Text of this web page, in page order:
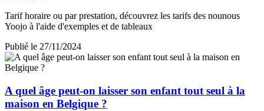
Tarif horaire ou par prestation, découvrez les tarifs des nounous
Yoojo à l'aide d'exemples et de tableaux
Publié le 27/11/2024
A quel âge peut-on laisser son enfant tout seul à la
maison en Belgique ?